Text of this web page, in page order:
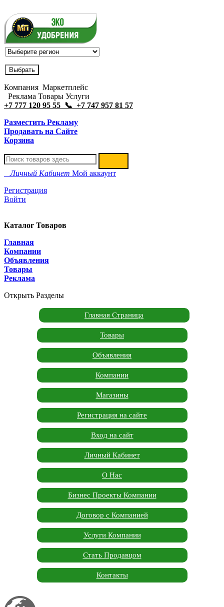
Компания Маркетплейс
Реклама Товары Услуги
+7 777 120 95 55 📞 +7 747 957 81 57
Разместить Рекламу
Продавать на Сайте
Корзина
Личный Кабинет Мой аккаунт
Регистрация
Войти
Каталог Товаров
Главная
Компании
Объявления
Товары
Реклама
Открыть Разделы
Главная Страница
Товары
Объявления
Компании
Магазины
Регистрация на сайте
Вход на сайт
Личный Кабинет
О Нас
Бизнес Проекты Компании
Договор с Компанией
Услуги Компании
Стать Продавцом
Контакты